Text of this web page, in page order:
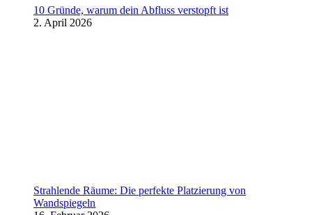
10 Gründe, warum dein Abfluss verstopft ist
2. April 2026
Strahlende Räume: Die perfekte Platzierung von
Wandspiegeln